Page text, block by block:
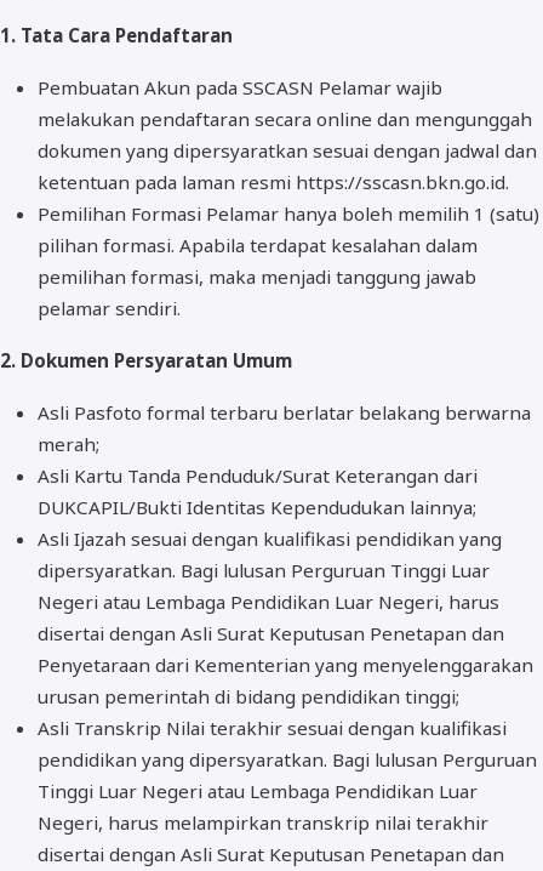
1. Tata Cara Pendaftaran
Pembuatan Akun pada SSCASN Pelamar wajib
melakukan pendaftaran secara online dan mengunggah
dokumen yang dipersyaratkan sesuai dengan jadwal dan
ketentuan pada laman resmi https://sscasn.bkn.go.id.
Pemilihan Formasi Pelamar hanya boleh memilih 1 (satu)
pilihan formasi. Apabila terdapat kesalahan dalam
pemilihan formasi, maka menjadi tanggung jawab
pelamar sendiri.
2. Dokumen Persyaratan Umum
Asli Pasfoto formal terbaru berlatar belakang berwarna
merah;
Asli Kartu Tanda Penduduk/Surat Keterangan dari
DUKCAPIL/Bukti Identitas Kependudukan lainnya;
Asli Ijazah sesuai dengan kualifikasi pendidikan yang
dipersyaratkan. Bagi lulusan Perguruan Tinggi Luar
Negeri atau Lembaga Pendidikan Luar Negeri, harus
disertai dengan Asli Surat Keputusan Penetapan dan
Penyetaraan dari Kementerian yang menyelenggarakan
urusan pemerintah di bidang pendidikan tinggi;
Asli Transkrip Nilai terakhir sesuai dengan kualifikasi
pendidikan yang dipersyaratkan. Bagi lulusan Perguruan
Tinggi Luar Negeri atau Lembaga Pendidikan Luar
Negeri, harus melampirkan transkrip nilai terakhir
disertai dengan Asli Surat Keputusan Penetapan dan